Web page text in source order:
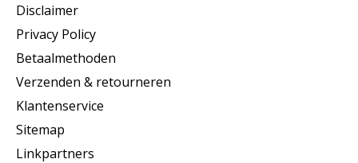
Disclaimer
Privacy Policy
Betaalmethoden
Verzenden & retourneren
Klantenservice
Sitemap
Linkpartners